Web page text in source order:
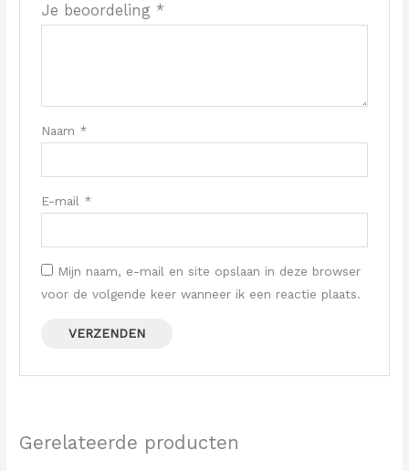
Je beoordeling *
Naam *
E-mail *
Mijn naam, e-mail en site opslaan in deze browser
voor de volgende keer wanneer ik een reactie plaats.
Gerelateerde producten